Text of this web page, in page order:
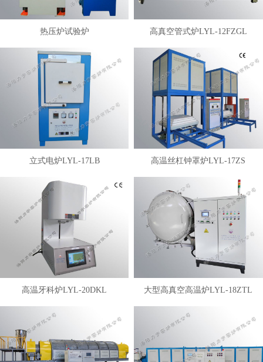
热压炉试验炉 高真空管式炉LYL-12FZGL
立式电炉LYL-17LB 高温丝杠钟罩炉LYL-17ZS
高温牙科炉LYL-20DKL 大型高真空高温炉LYL-18ZTL